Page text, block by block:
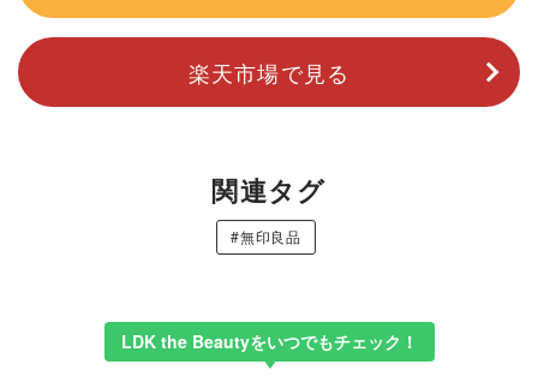
楽天市場で見る
関連タグ
#無印良品
LDK the Beautyをいつでもチェック！